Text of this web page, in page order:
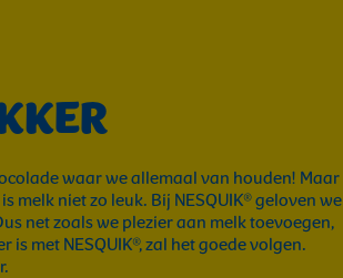
waar we allemaal van houden! Maar
melk niet zo leuk. Bij NESQUIK® geloven we
net zoals we plezier aan melk toevoegen,
met NESQUIK®, zal het goede volgen.